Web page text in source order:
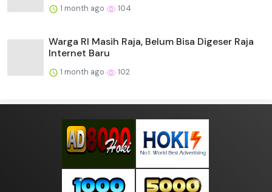
1 month ago 104
Warga RI Masih Raja, Belum Bisa Digeser Raja
Internet Baru
1 month ago 102